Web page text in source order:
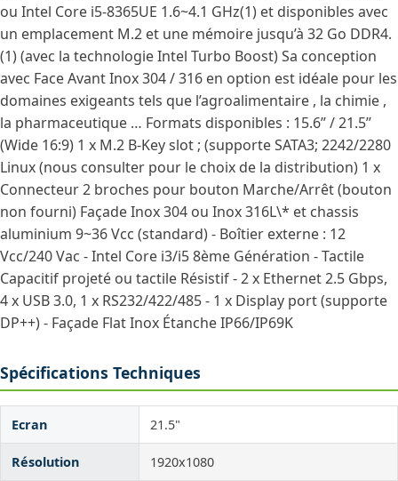
ou Intel Core i5-8365UE 1.6~4.1 GHz(1) et disponibles avec
un emplacement M.2 et une mémoire jusqu’à 32 Go DDR4.
(1) (avec la technologie Intel Turbo Boost) Sa conception
avec Face Avant Inox 304 / 316 en option est idéale pour les
domaines exigeants tels que l’agroalimentaire , la chimie ,
la pharmaceutique … Formats disponibles : 15.6’’ / 21.5’’
(Wide 16:9) 1 x M.2 B-Key slot ; (supporte SATA3; 2242/2280
Linux (nous consulter pour le choix de la distribution) 1 x
Connecteur 2 broches pour bouton Marche/Arrêt (bouton
non fourni) Façade Inox 304 ou Inox 316L\* et chassis
aluminium 9~36 Vcc (standard) - Boîtier externe : 12
Vcc/240 Vac - Intel Core i3/i5 8ème Génération - Tactile
Capacitif projeté ou tactile Résistif - 2 x Ethernet 2.5 Gbps,
4 x USB 3.0, 1 x RS232/422/485 - 1 x Display port (supporte
DP++) - Façade Flat Inox Étanche IP66/IP69K
Spécifications Techniques
Ecran 21.5"
Résolution 1920x1080